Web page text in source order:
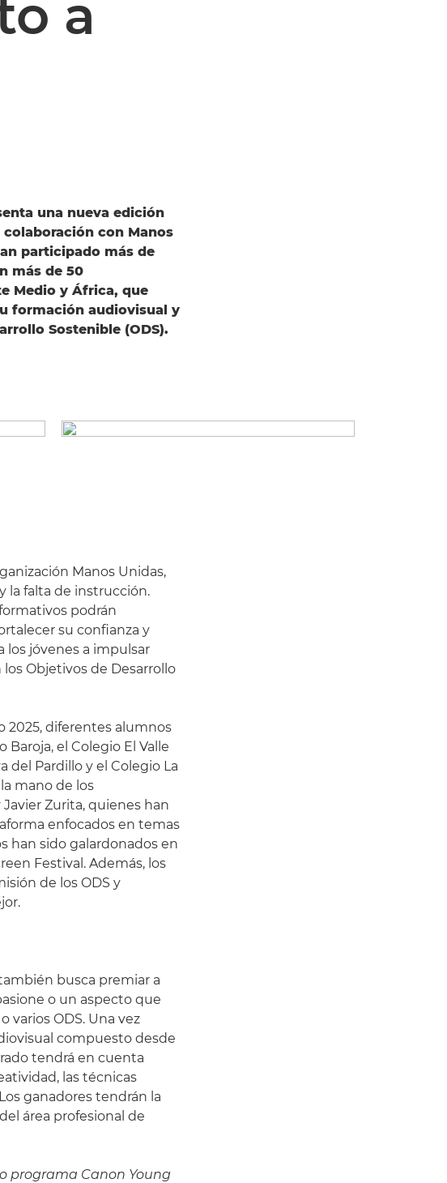
a
una nueva edición
con Manos
participado más de
más de 50
Medio y África, que
formación audiovisual y
Sostenible (ODS).
Manos Unidas,
la falta de instrucción.
podrán
su confianza y
los jóvenes a impulsar
Objetivos de Desarrollo
2025, diferentes alumnos
el Colegio El Valle
del Pardillo y el Colegio La
mano de los
Zurita, quienes han
enfocados en temas
han sido galardonados en
Festival. Además, los
de los ODS y
busca premiar a
o un aspecto que
varios ODS. Una vez
compuesto desde
tendrá en cuenta
las técnicas
ganadores tendrán la
área profesional de
programa Canon Young